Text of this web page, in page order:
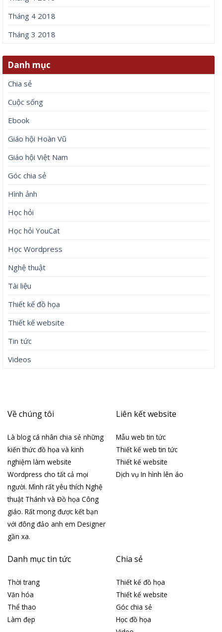
Tháng 4 2018
Tháng 3 2018
Danh mục
Chia sẻ
Cuộc sống
Ebook
Giáo hội Hoàn Vũ
Giáo hội Việt Nam
Góc chia sẻ
Hình ảnh
Học hỏi
Học hỏi YouCat
Học Wordpress
Nghệ thuật
Tài liệu
Thiết kế đồ họa
Thiết kế website
Tin tức
Videos
Về chúng tôi
Là blog cá nhân chia sẻ những
kiến thức đồ họa và kinh
nghiệm làm website
Wordpress cho tất cả mọi
người. Mình rất yêu thích Nghệ
thuật Thánh và Đồ họa Công
giáo. Rất mong được kết bạn
với đông đảo anh em Designer
gần xa.
Liên kết website
Mẫu web tin tức
Thiết kế web tin tức
Thiết kế website
Dịch vụ In hình lên áo
Danh mục tin tức
Thời trang
Văn hóa
Thể thao
Làm đẹp
Chia sẻ
Thiết kế đồ họa
Thiết kế website
Góc chia sẻ
Học đồ họa